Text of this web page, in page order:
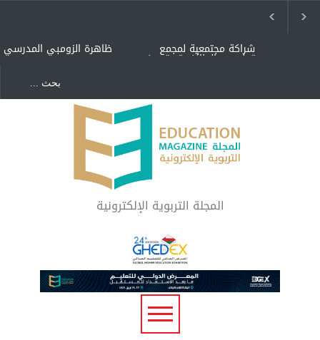
ظاهرة الزومبي المدرسي شراكة مجتمعية لمجمع
تعليمي بالطائف تستهدف
"كنت أنضرب ومافيني إلا
العافية" هل هذا مبرر
لاستمرار أسلوب التربية
المتوارث؟
لماذا تعد برامج توعية الأطفال
بخصوصية الجسد وقاية لا
فضول؟
المجلة التربوية الإلكترونية